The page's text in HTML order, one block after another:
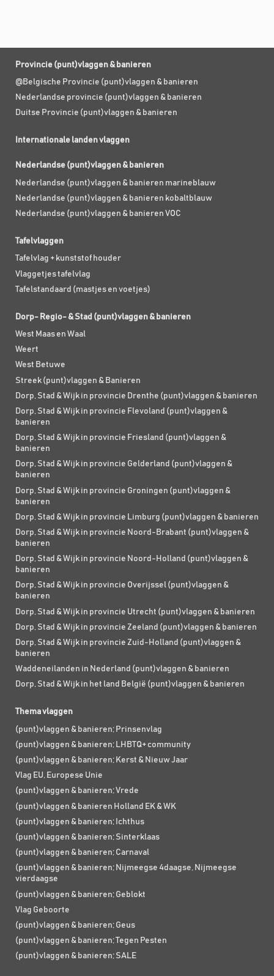
Provincie (punt)vlaggen & banieren
@Belgische Provincie (punt)vlaggen & banieren
Nederlandse provincie (punt)vlaggen & banieren
Duitse Provincie (punt)vlaggen & banieren
Internationale landen vlaggen
Nederlandse (punt)vlaggen & banieren
Nederlandse (punt)vlaggen & banieren marineblauw
Nederlandse (punt)vlaggen & banieren kobaltblauw
Nederlandse (punt)vlaggen & banieren VOC
Tafelvlaggen
Tafelvlag + kunststof houder
Vlaggetjes tafelvlag
Tafelstandaard (mastjes en voetjes)
Dorp- Regio- & Stad (punt)vlaggen & banieren
West Maas en Waal
Weert
West Betuwe
Streek (punt)vlaggen & Banieren
Dorp, Stad & Wijk in provincie Drenthe (punt)vlaggen & banieren
Dorp, Stad & Wijk in provincie Flevoland (punt)vlaggen &
banieren
Dorp, Stad & Wijk in provincie Friesland (punt)vlaggen &
banieren
Dorp, Stad & Wijk in provincie Gelderland (punt)vlaggen &
banieren
Dorp, Stad & Wijk in provincie Groningen (punt)vlaggen &
banieren
Dorp, Stad & Wijk in provincie Limburg (punt)vlaggen & banieren
Dorp, Stad & Wijk in provincie Noord-Brabant (punt)vlaggen &
banieren
Dorp, Stad & Wijk in provincie Noord-Holland (punt)vlaggen &
banieren
Dorp, Stad & Wijk in provincie Overijssel (punt)vlaggen &
banieren
Dorp, Stad & Wijk in provincie Utrecht (punt)vlaggen & banieren
Dorp, Stad & Wijk in provincie Zeeland (punt)vlaggen & banieren
Dorp, Stad & Wijk in provincie Zuid-Holland (punt)vlaggen &
banieren
Waddeneilanden in Nederland (punt)vlaggen & banieren
Dorp, Stad & Wijk in het land België (punt)vlaggen & banieren
Thema vlaggen
(punt)vlaggen & banieren; Prinsenvlag
(punt)vlaggen & banieren; LHBTQ+ community
(punt)vlaggen & banieren; Kerst & Nieuw Jaar
Vlag EU, Europese Unie
(punt)vlaggen & banieren; Vrede
(punt)vlaggen & banieren Holland EK & WK
(punt)vlaggen & banieren; Ichthus
(punt)vlaggen & banieren; Sinterklaas
(punt)vlaggen & banieren; Carnaval
(punt)vlaggen & banieren; Nijmeegse 4daagse, Nijmeegse
vierdaagse
(punt)vlaggen & banieren; Geblokt
Vlag Geboorte
(punt)vlaggen & banieren; Geus
(punt)vlaggen & banieren; Tegen Pesten
(punt)vlaggen & banieren; SALE